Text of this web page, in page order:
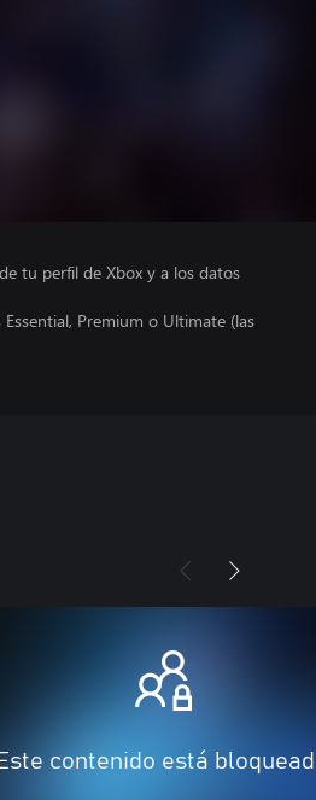
tu perfil de Xbox y a los datos
Premium o Ultimate (las
Este contenido está